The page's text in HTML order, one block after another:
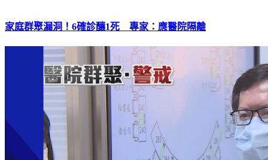
家庭群聚漏洞！6確診釀1死 專家：應醫院隔離